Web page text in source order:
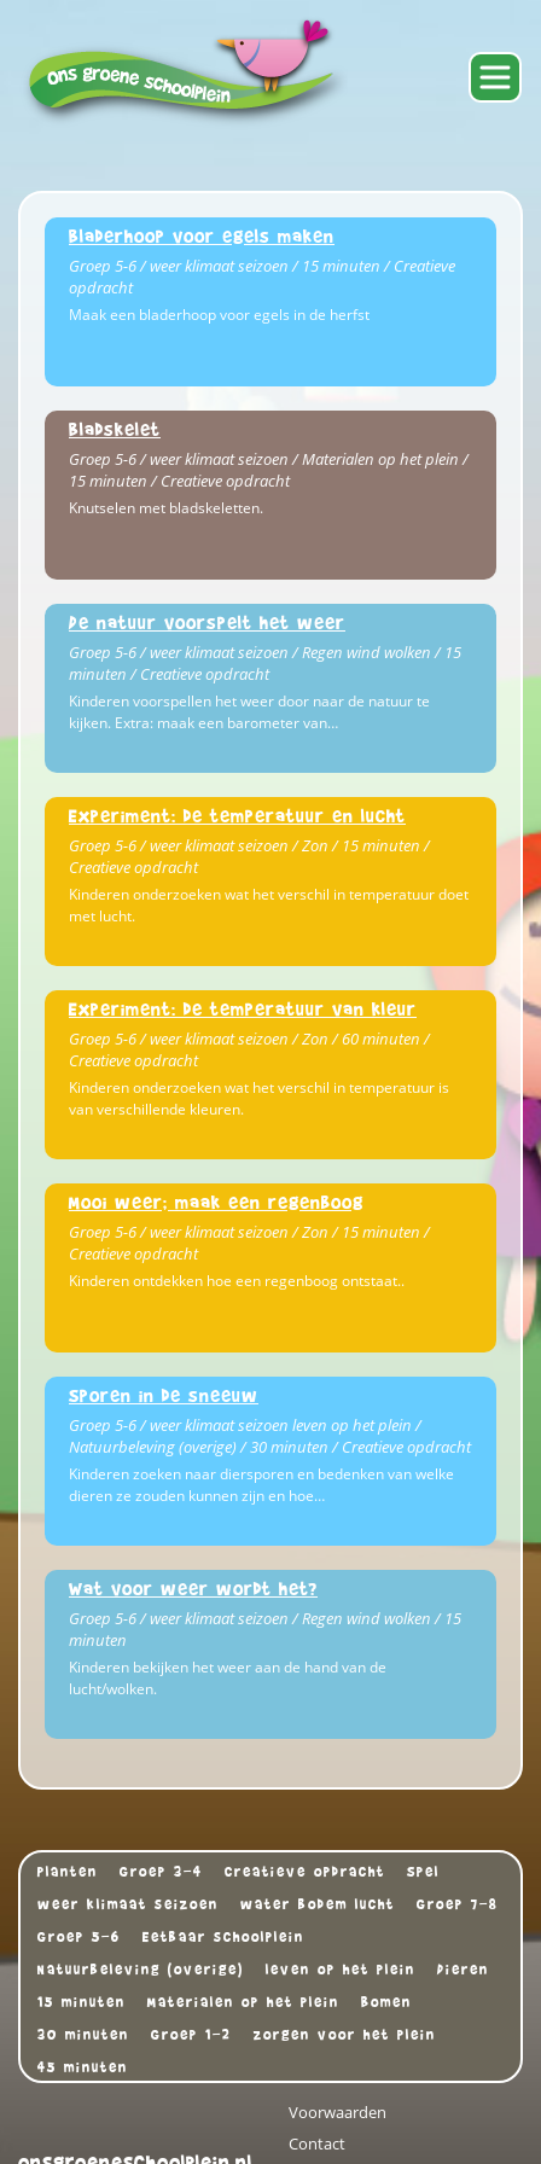
Bladerhoop voor egels maken
Groep 5-6 / weer klimaat seizoen / 15 minuten / Creatieve
opdracht
Maak een bladerhoop voor egels in de herfst
Bladskelet
Groep 5-6 / weer klimaat seizoen / Materialen op het plein /
15 minuten / Creatieve opdracht
Knutselen met bladskeletten.
De natuur voorspelt het weer
Groep 5-6 / weer klimaat seizoen / Regen wind wolken / 15
minuten / Creatieve opdracht
Kinderen voorspellen het weer door naar de natuur te
kijken. Extra: maak een barometer van…
Experiment: de temperatuur en lucht
Groep 5-6 / weer klimaat seizoen / Zon / 15 minuten /
Creatieve opdracht
Kinderen onderzoeken wat het verschil in temperatuur doet
met lucht.
Experiment: de temperatuur van kleur
Groep 5-6 / weer klimaat seizoen / Zon / 60 minuten /
Creatieve opdracht
Kinderen onderzoeken wat het verschil in temperatuur is
van verschillende kleuren.
Mooi weer; maak een regenboog
Groep 5-6 / weer klimaat seizoen / Zon / 15 minuten /
Creatieve opdracht
Kinderen ontdekken hoe een regenboog ontstaat..
Sporen in de sneeuw
Groep 5-6 / weer klimaat seizoen leven op het plein /
Natuurbeleving (overige) / 30 minuten / Creatieve opdracht
Kinderen zoeken naar diersporen en bedenken van welke
dieren ze zouden kunnen zijn en hoe…
Wat voor weer wordt het?
Groep 5-6 / weer klimaat seizoen / Regen wind wolken / 15
minuten
Kinderen bekijken het weer aan de hand van de
lucht/wolken.
Planten Groep 3-4 Creatieve opdracht
Spel
weer klimaat seizoen
water bodem lucht
Groep 7-8
Groep 5-6
Eetbaar schoolplein
Natuurbeleving (overige)
leven op het plein
Dieren
15 minuten
Materialen op het plein
Bomen
30 minuten
Groep 1-2
zorgen voor het plein
45 minuten
Voorwaarden
Contact